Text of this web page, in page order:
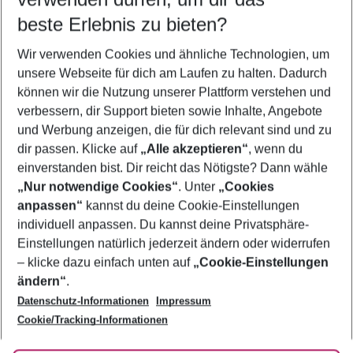
5-8 Nächte
2 Erwachsene Keine Kinder
Mehr Filter anzeigen
Footer
Footer navigation
Über uns
AGB
Bestpreisgarantie
Cookie-Einstellungen ändern
Cookie-Richtlinie
Agenturbetreuung
Barrierefreies Reisen
Folge uns
beste Erlebnis zu bieten?
Wir verwenden Cookies und ähnliche Technologien, um
unsere Webseite für dich am Laufen zu halten. Dadurch
können wir die Nutzung unserer Plattform verstehen und
verbessern, dir Support bieten sowie Inhalte, Angebote
und Werbung anzeigen, die für dich relevant sind und zu
dir passen. Klicke auf „Alle akzeptieren“, wenn du
einverstanden bist. Dir reicht das Nötigste? Dann wähle
„Nur notwendige Cookies“. Unter „Cookies
anpassen“ kannst du deine Cookie-Einstellungen
individuell anpassen. Du kannst deine Privatsphäre-
Einstellungen natürlich jederzeit ändern oder widerrufen
– klicke dazu einfach unten auf „Cookie-Einstellungen
ändern“.
Datenschutz-Informationen
Impressum
Cookie/Tracking-Informationen